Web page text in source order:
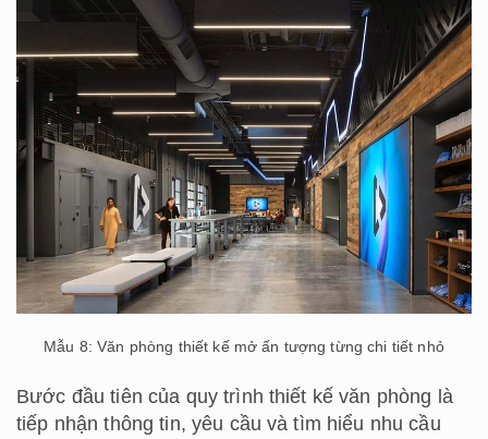
Mẫu 8: Văn phòng thiết kế mở ấn tượng từng chi tiết nhỏ
Bước đầu tiên của quy trình thiết kế văn phòng là
tiếp nhận thông tin, yêu cầu và tìm hiểu nhu cầu